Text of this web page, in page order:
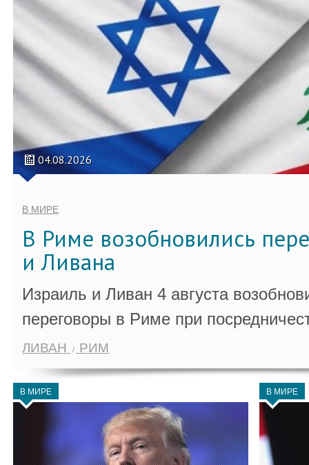
04.08.2026
В МИРЕ
В Риме возобновились
и Ливана
Израиль и Ливан 4 августа
переговоры в Риме при
ЛИВАН РИМ
В МИРЕ В МИРЕ